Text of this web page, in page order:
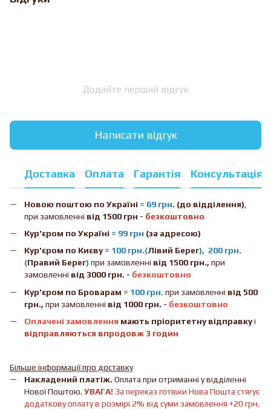
Додайте перший відгук
Написати відгук
Доставка Оплата Гарантія Консультація
Новою поштою по Україні = 69 грн. (до відділення)
при замовленні від 1500 грн - безкоштовно
Кур'єром по Україні = 99 грн (за адресою)
Кур'єром по Києву= 100 грн.(Лівий Берег), 200 грн.
(Правий Берег) при замовленні від 1500 грн., при
замовленні від 3000 грн. - безкоштовно
Кур'єром по Броварам = 100 грн. при замовленні від 500
грн., при замовленні від 1000 грн. - безкоштовно
Оплачені замовлення мають пріоритетну відправкуі
відправляються впродовж 3 годин
Більше інформації про доставку
Накладений платіж. Оплата при отриманні у відділенні
Нової Поштою. УВАГА! За переказ готівки Нова Пошта стягує
додаткову оплату в розмірі 2% від суми замовлення +20 грн.